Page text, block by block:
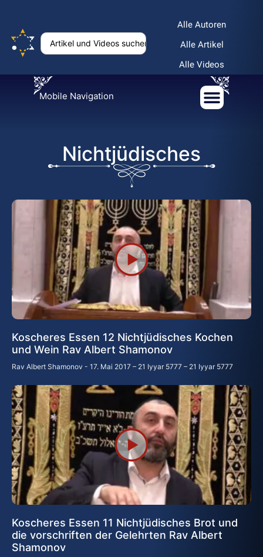
Alle Autoren
Alle Artikel
Alle Videos
Mobile Navigation
Nichtjüdisches
Koscheres Essen 12 Nichtjüdisches Kochen
und Wein Rav Albert Shamonov
Rav Albert Shamonov 17. Mai 2017 – 21 Iyyar 5777 – 21 Iyyar 5777
Koscheres Essen 11 Nichtjüdisches Brot und
die vorschriften der Gelehrten Rav Albert
Shamonov